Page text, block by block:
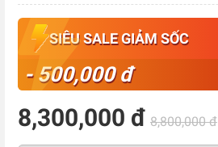
SIÊU SALE GIẢM SỐC
- 500,000 đ
8,300,000 đ 8,800,000 đ